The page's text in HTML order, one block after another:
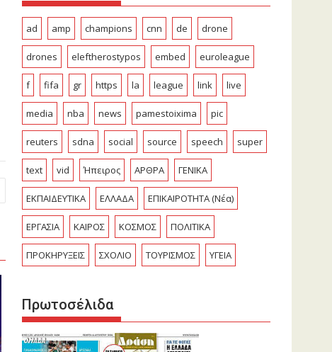
ad amp champions cnn de drone
drones eleftherostypos embed euroleague
f fifa gr https la league link live
media nba news pamestoixima pic
reuters sdna social source speech super
text vid Ήπειρος ΑΡΘΡΑ ΓΕΝΙΚΑ
ΕΚΠΑΙΔΕΥΤΙΚΑ ΕΛΛΑΔΑ ΕΠΙΚΑΙΡΟΤΗΤΑ (Νέα)
ΕΡΓΑΣΙΑ ΚΑΙΡΟΣ ΚΟΣΜΟΣ ΠΟΛΙΤΙΚΑ
ΠΡΟΚΗΡΥΞΕΙΣ ΣΧΟΛΙΟ ΤΟΥΡΙΣΜΟΣ ΥΓΕΙΑ
Πρωτοσέλιδα